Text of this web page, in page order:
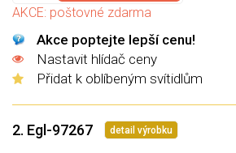
AKCE: poštovné zdarma
Akce poptejte lepší cenu!
Nastavit hlídač ceny
Přidat k oblíbeným svítidlům
2. Egl-97267 detail výrobku